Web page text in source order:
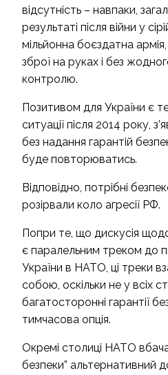
відсутність – навпаки,
результаті після війни у
мільйонна боєздатна
зброї на руках і без
контролю.
Позитивом для України є
ситуації після 2014 року,
без надання гарантій
буде повторюватись.
Відповідно, потрібні
розірвали коло агресії РФ.
Попри те, що дискусія
є паралельним треком до
України в НАТО, ці треки
собою, оскільки не у всіх
багатосторонні гарантії
тимчасова опція.
Окремі столиці НАТО
безпеки” альтернативний